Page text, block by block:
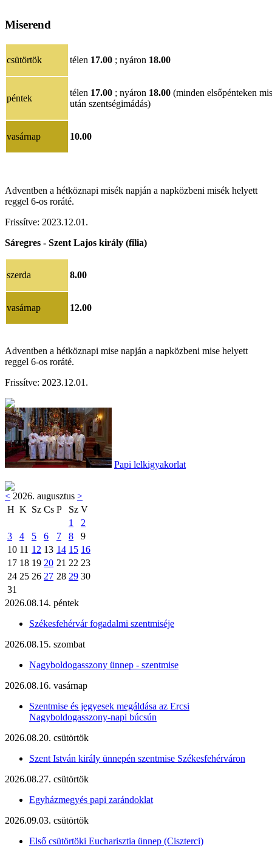
Miserend
csütörtök télen 17.00 ; nyáron 18.00
péntek
télen 17.00 ; nyáron 18.00 (minden elsőpénteken
után szentségimádás)
vasárnap 10.00
Adventben a hétköznapi misék napján a napközbeni misék helyett
reggel 6-os roráté.
Frissítve: 2023.12.01 .
Sáregres - Szent Lajos király (filia)
szerda 8.00
vasárnap 12.00
Adventben a hétköznapi mise napján a napközbeni mise helyett
reggel 6-os roráté.
Frissítve: 2023.12.01 .
Papi lelkigyakorlat
< 2026. augusztus >
H K Sz Cs P Sz V
1
2
3
4 5 6 7 8
9
10 11 12 13 14 15 16
17 18 19 20 21 22 23
24 25 26 27 28 29 30
31
2026.08.14. péntek
Székesfehérvár fogadalmi szentmiséje
2026.08.15. szombat
Nagyboldogasszony ünnep - szentmise
2026.08.16. vasárnap
Szentmise és jegyesek megáldása az Ercsi
Nagyboldogasszony-napi búcsún
2026.08.20. csütörtök
Szent István király ünnepén szentmise Székesfehérváron
2026.08.27. csütörtök
Egyházmegyés papi zarándoklat
2026.09.03. csütörtök
Első csütörtöki Eucharisztia ünnep (Ciszterci)